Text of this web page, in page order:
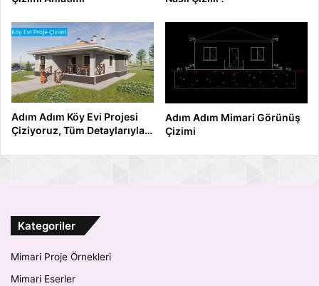
Adım Adım Köy Evi Projesi
Çiziyoruz, Tüm Detaylarıyla…
Adım Adım Mimari Görünüş
Çizimi
Kategoriler
Mimari Proje Örnekleri
Mimari Eserler